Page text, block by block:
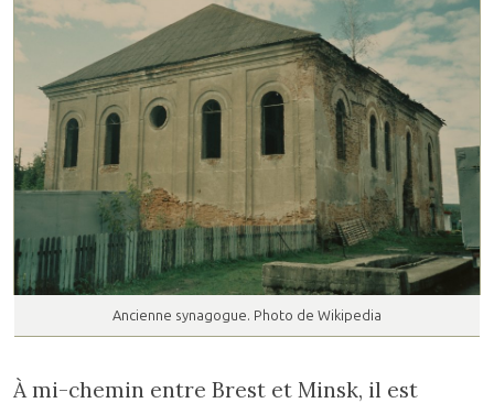
Ancienne synagogue. Photo de Wikipedia
À mi-chemin entre Brest et Minsk, il est